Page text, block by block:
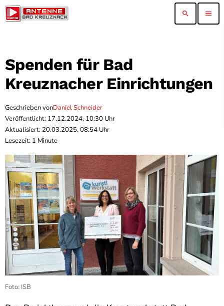
search menu
Spenden für Bad
Kreuznacher Einrichtungen
Geschrieben vonDaniel Schneider
Veröffentlicht: 17.12.2024, 10:30 Uhr
Aktualisiert: 20.03.2025, 08:54 Uhr
Lesezeit: 1 Minute
Foto: ISB